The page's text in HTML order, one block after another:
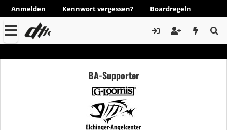
Anmelden Kennwort vergessen? Boardregeln
BA-Supporter